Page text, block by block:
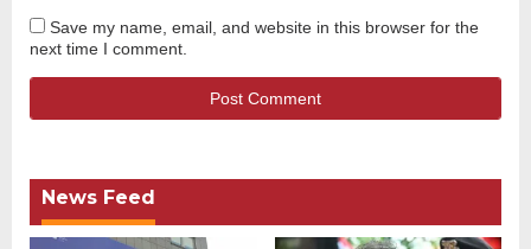
Save my name, email, and website in this browser for the
next time I comment.
News Feed